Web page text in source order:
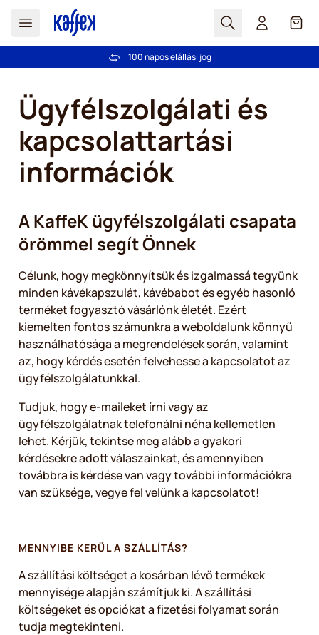
Search Cart
Ingyenes szállítás 20 000 Ft-tól
100 napos elállási jog
Ügyfélszolgálati és
kapcsolattartási
információk
A KaffeK ügyfélszolgálati csapata
örömmel segít Önnek
Célunk, hogy megkönnyítsük és izgalmassá tegyünk
minden kávékapszulát, kávébabot és egyéb hasonló
terméket fogyasztó vásárlónk életét. Ezért
kiemelten fontos számunkra a weboldalunk könnyű
használhatósága a megrendelések során, valamint
az, hogy kérdés esetén felvehesse a kapcsolatot az
ügyfélszolgálatunkkal.
Tudjuk, hogy e-maileket írni vagy az
ügyfélszolgálatnak telefonálni néha kellemetlen
lehet. Kérjük, tekintse meg alább a gyakori
kérdésekre adott válaszainkat, és amennyiben
továbbra is kérdése van vagy további információkra
van szüksége, vegye fel velünk a kapcsolatot!
MENNYIBE KERÜL A SZÁLLÍTÁS?
A szállítási költséget a kosárban lévő termékek
mennyisége alapján számítjuk ki. A szállítási
költségeket és opciókat a fizetési folyamat során
tudja megtekinteni.